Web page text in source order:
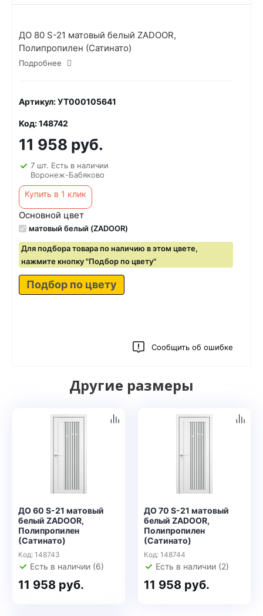
ДО 80 S-21 матовый белый ZADOOR,
Полипропилен (Сатинато)
Подробнее
Артикул: УТ000105641
Код: 148742
11 958 руб.
7 шт. Есть в наличии
Воронеж-Бабяково
Купить в 1 клик
Основной цвет
матовый белый (ZADOOR)
Для подбора товара по наличию в этом цвете,
нажмите кнопку "Подбор по цвету"
Подбор по цвету
Сообщить об ошибке
Другие размеры
ДО 60 S-21 матовый
белый ZADOOR,
Полипропилен
(Сатинато)
Код: 148743
Есть в наличии (6)
11 958 руб.
ДО 70 S-21 матовый
белый ZADOOR,
Полипропилен
(Сатинато)
Код: 148744
Есть в наличии (2)
11 958 руб.